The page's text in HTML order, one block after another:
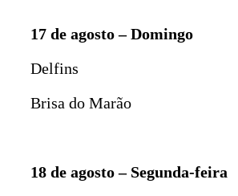
17 de agosto – Domingo
Delfins
Brisa do Marão
18 de agosto – Segunda-feira